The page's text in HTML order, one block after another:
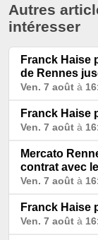
Autres
intéresser
Franck Haise
de Rennes
Ven. 7 août à
Franck Haise
Ven. 7 août à
Mercato
contrat avec
Ven. 7 août à
Franck Haise
Ven. 7 août à